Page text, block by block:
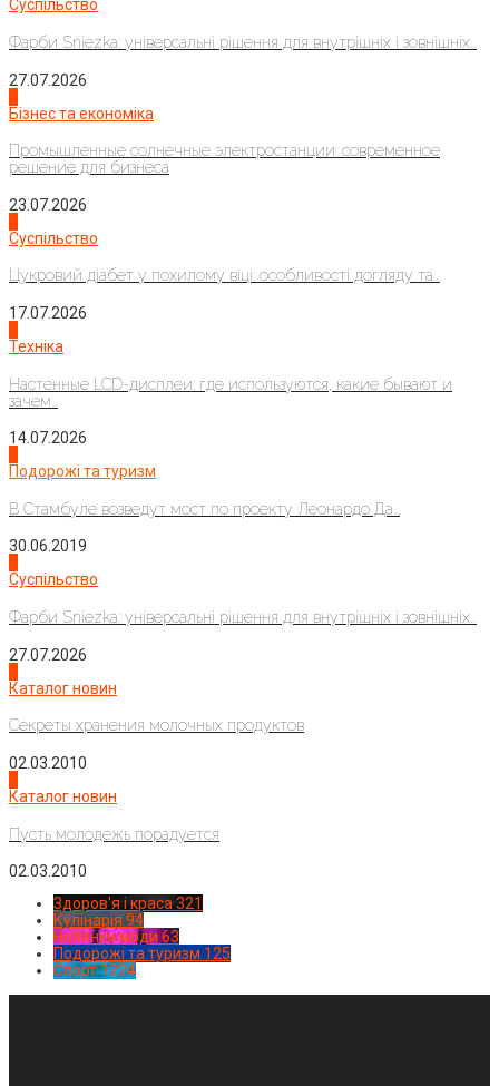
Суспільство
Фарби Sniezka: універсальні рішення для внутрішніх і зовнішніх...
27.07.2026
Бізнес та економіка
Промышленные солнечные электростанции: современное
решение для бизнеса
23.07.2026
Суспільство
Цукровий діабет у похилому віці: особливості догляду та...
17.07.2026
Техніка
Настенные LCD-дисплеи: где используются, какие бывают и
зачем...
14.07.2026
Подорожі та туризм
В Стамбуле возведут мост по проекту Леонардо Да...
30.06.2019
Суспільство
Фарби Sniezka: універсальні рішення для внутрішніх і зовнішніх...
27.07.2026
Каталог новин
Секреты хранения молочных продуктов
02.03.2010
Каталог новин
Пусть молодежь порадуется
02.03.2010
Здоров'я і краса 321
Кулінарія 94
Новинки моди 63
Подорожі та туризм 125
Спорт1224